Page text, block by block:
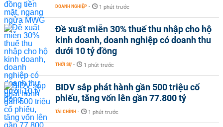
DOANH NGHIỆP - 1 phút trước
Đề xuất miễn 30% thuế thu nhập cho hộ
kinh doanh, doanh nghiệp có doanh thu
dưới 10 tỷ đồng
THỜI SỰ - 1 phút trước
BIDV sắp phát hành gần 500 triệu cổ
phiếu, tăng vốn lên gần 77.800 tỷ
TÀI CHÍNH - 1 phút trước